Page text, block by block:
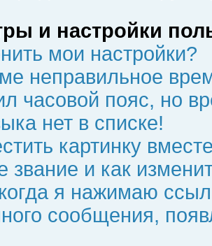
и настройки
мои настройки?
неправильное
часовой пояс, но
нет в списке!
картинку
звание и как
я нажимаю
сообщения,